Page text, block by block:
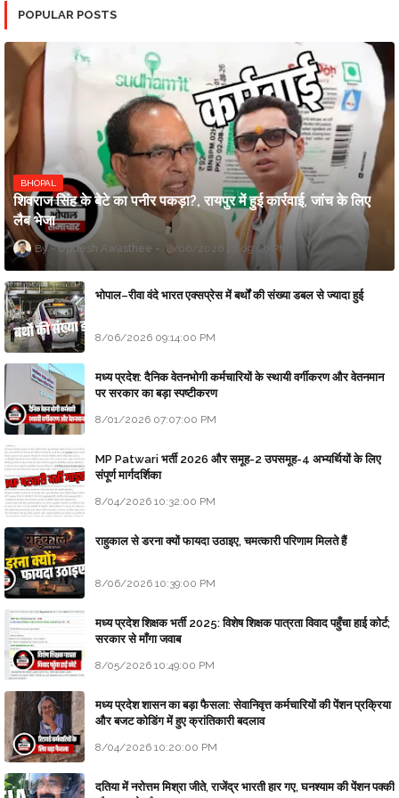
POPULAR POSTS
BHOPAL
शिवराज सिंह के बेटे का पनीर पकड़ा?, रायपुर में हुई कार्रवाई, जांच के लिए
लैब भेजा
Updesh Awasthee 8/06/2026 10:09:00 PM
भोपाल–रीवा वंदे भारत एक्सप्रेस में बर्थों की संख्या डबल से ज्यादा हुई
8/06/2026 09:14:00 PM
मध्य प्रदेश: दैनिक वेतनभोगी कर्मचारियों के स्थायी वर्गीकरण और वेतनमान
पर सरकार का बड़ा स्पष्टीकरण
8/01/2026 07:07:00 PM
MP Patwari भर्ती 2026 और समूह-2 उपसमूह-4 अभ्यर्थियों के लिए
संपूर्ण मार्गदर्शिका
8/04/2026 10:32:00 PM
राहुकाल से डरना क्यों फायदा उठाइए, चमत्कारी परिणाम मिलते हैं
8/06/2026 10:39:00 PM
मध्य प्रदेश शिक्षक भर्ती 2025: विशेष शिक्षक पात्रता विवाद पहुँचा हाई कोर्ट;
सरकार से माँगा जवाब
8/05/2026 10:49:00 PM
मध्य प्रदेश शासन का बड़ा फैसला: सेवानिवृत्त कर्मचारियों की पेंशन प्रक्रिया
और बजट कोडिंग में हुए क्रांतिकारी बदलाव
8/04/2026 10:20:00 PM
दतिया में नरोत्तम मिश्रा जीते, राजेंद्र भारती हार गए, घनश्याम की पेंशन पक्की